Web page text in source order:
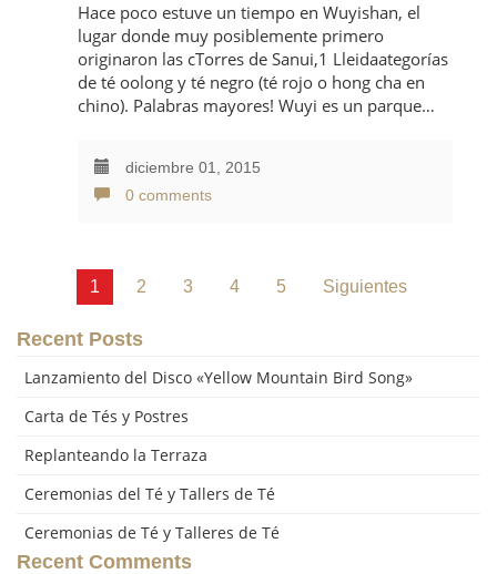
Hace poco estuve un tiempo en Wuyishan, el
lugar donde muy posiblemente primero
originaron las cTorres de Sanui,1 Lleidaategorías
de té oolong y té negro (té rojo o hong cha en
chino). Palabras mayores! Wuyi es un parque…
diciembre 01, 2015
0 comments
Paginación
de
entradas
1 2 3 4 5 Siguientes
Recent Posts
Lanzamiento del Disco «Yellow Mountain Bird Song»
Carta de Tés y Postres
Replanteando la Terraza
Ceremonias del Té y Tallers de Té
Ceremonias de Té y Talleres de Té
Recent Comments